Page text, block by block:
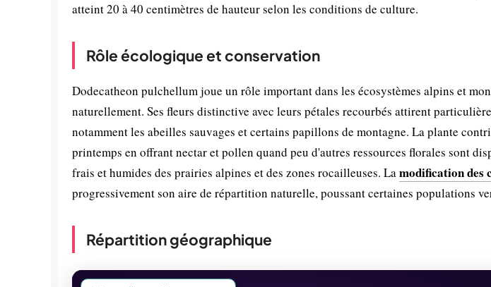
atteint 20 à 40 centimètres de hauteur selon les conditions de culture.
Rôle écologique et conservation
Dodecatheon pulchellum joue un rôle important dans les écosystèmes alpins et
naturellement. Ses fleurs distinctive avec leurs pétales recourbés attirent
notamment les abeilles sauvages et certains papillons de montagne. La plante
printemps en offrant nectar et pollen quand peu d'autres ressources florales sont
frais et humides des prairies alpines et des zones rocailleuses. Lamodification des
progressivement son aire de répartition naturelle, poussant certaines populations
Répartition géographique